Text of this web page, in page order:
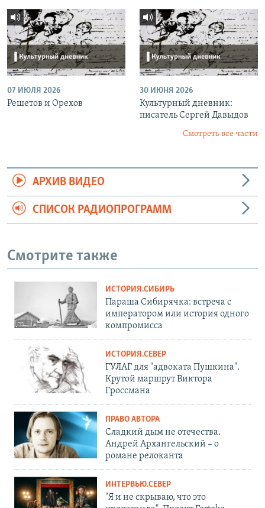
07 ИЮЛЯ 2026
Решетов и Орехов
30 ИЮНЯ 2026
Культурный дневник:
писатель Сергей Давыдов
Смотреть все части
АРХИВ ВИДЕО
СПИСОК РАДИОПРОГРАММ
Смотрите также
ИСТОРИЯ.СИБИРЬ
Параша Сибирячка: встреча с
императором или история одного
компромисса
ИСТОРИЯ.СЕВЕР
ГУЛАГ для "адвоката Пушкина".
Крутой маршрут Виктора
Гроссмана
ПРАВО АВТОРА
Сладкий дым не отечества.
Андрей Архангельский – о
романе релоканта
ИНТЕРВЬЮ.СЕВЕР
"Я и не скрываю, что это